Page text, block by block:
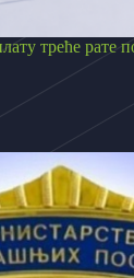
треће рате